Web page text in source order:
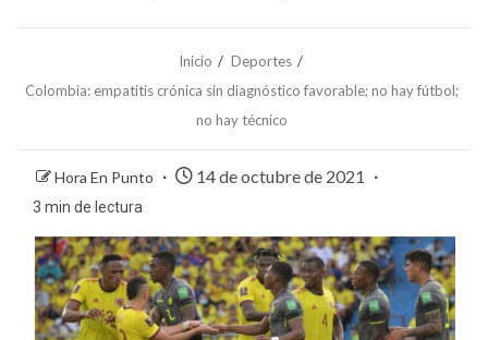
Inicio
Deportes
Colombia: empatitis crónica sin diagnóstico favorable; no hay fútbol;
no hay técnico
Hora En Punto 14 de octubre de 2021
3 min de lectura